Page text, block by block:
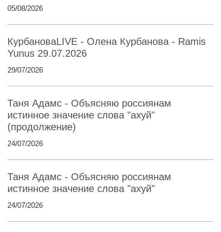
05/08/2026
КурбановаLIVE - Олена Курбанова - Ramis
Yunus 29.07.2026
29/07/2026
Таня Адамс - Объясняю россиянам
истинное значение слова "ахуй"
(продолжение)
24/07/2026
Таня Адамс - Объясняю россиянам
истинное значение слова "ахуй"
24/07/2026